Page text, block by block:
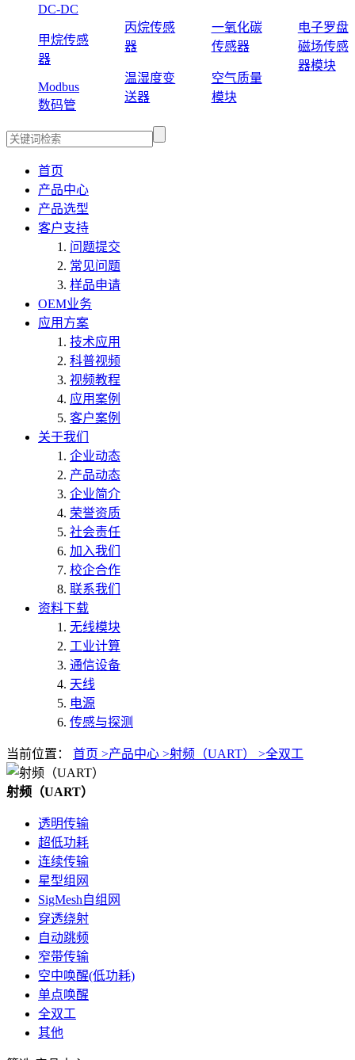
DC-DC
甲烷传感
器
Modbus
数码管
丙烷传感
器
温湿度变
送器
一氧化碳
传感器
空气质量
模块
电子罗盘
磁场传感
器模块
首页
产品中心
产品选型
客户支持
问题提交
常见问题
样品申请
OEM业务
应用方案
技术应用
科普视频
视频教程
应用案例
客户案例
关于我们
企业动态
产品动态
企业简介
荣誉资质
社会责任
加入我们
校企合作
联系我们
资料下载
无线模块
工业计算
通信设备
天线
电源
传感与探测
当前位置： 首页 >产品中心 >射频（UART） >全双工
射频（UART）
透明传输
超低功耗
连续传输
星型组网
SigMesh自组网
穿透绕射
自动跳频
窄带传输
空中唤醒(低功耗)
单点唤醒
全双工
其他